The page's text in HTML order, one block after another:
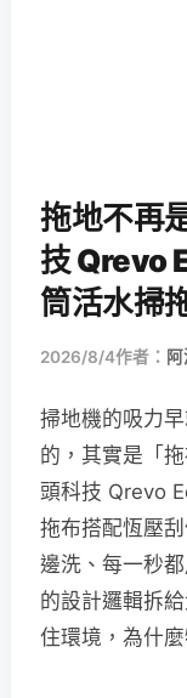
拖地不再
技 Qrevo
筒活水掃
2026/8/4作者：
掃地機的吸力
的，其實是「
頭科技 Qrevo
拖布搭配恆壓
邊洗、每一秒
的設計邏輯拆
住環境，為什